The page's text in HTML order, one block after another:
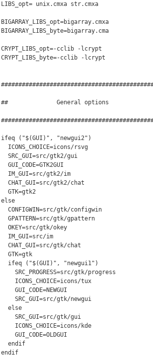
LIBS_opt= unix.cmxa str.cmxa
BIGARRAY_LIBS_opt=bigarray.cmxa
BIGARRAY_LIBS_byte=bigarray.cma
CRYPT_LIBS_opt=-cclib -lcrypt
CRYPT_LIBS_byte=-cclib -lcrypt
##              General options
ifeq ("$(GUI)", "newgui2")
  ICONS_CHOICE=icons/rsvg
  SRC_GUI=src/gtk2/gui
  GUI_CODE=GTK2GUI
  IM_GUI=src/gtk2/im
  CHAT_GUI=src/gtk2/chat
  GTK=gtk2
else
  CONFIGWIN=src/gtk/configwin
  GPATTERN=src/gtk/gpattern
  OKEY=src/gtk/okey
  IM_GUI=src/im
  CHAT_GUI=src/gtk/chat
  GTK=gtk
  ifeq ("$(GUI)", "newgui1")
    SRC_PROGRESS=src/gtk/progress
    ICONS_CHOICE=icons/tux
    GUI_CODE=NEWGUI
    SRC_GUI=src/gtk/newgui
  else
    SRC_GUI=src/gtk/gui
    ICONS_CHOICE=icons/kde
    GUI_CODE=OLDGUI
  endif
endif